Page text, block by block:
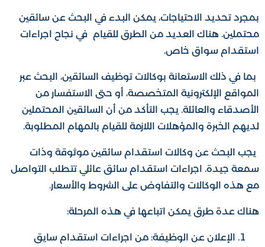
بمجرد تحديد الاحتياجات، يمكن البدء في البحث عن سائقين
محتملين. هناك العديد من الطرق للقيام في نجاح اجراءات
استقدام سواق خاص.
بما في ذلك الاستعانة بوكالات توظيف السائقين، البحث عبر
المواقع الإلكترونية المتخصصة، أو حتى الاستفسار من
الأصدقاء والعائلة. يجب التأكد من أن السائقين المحتملين
لديهم الخبرة والمؤهلات اللازمة للقيام بالمهام المطلوبة.
يجب البحث عن وكالات استقدام سائقين موثوقة وذات
سمعة جيدة. اجراءات استقدام سائق عائلي تتطلب التواصل
مع هذه الوكالات والتفاوض على الشروط والأسعار.
هناك عدة طرق يمكن اتباعها في هذه المرحلة:
الإعلان عن الوظيفة: من اجراءات استقدام سايق